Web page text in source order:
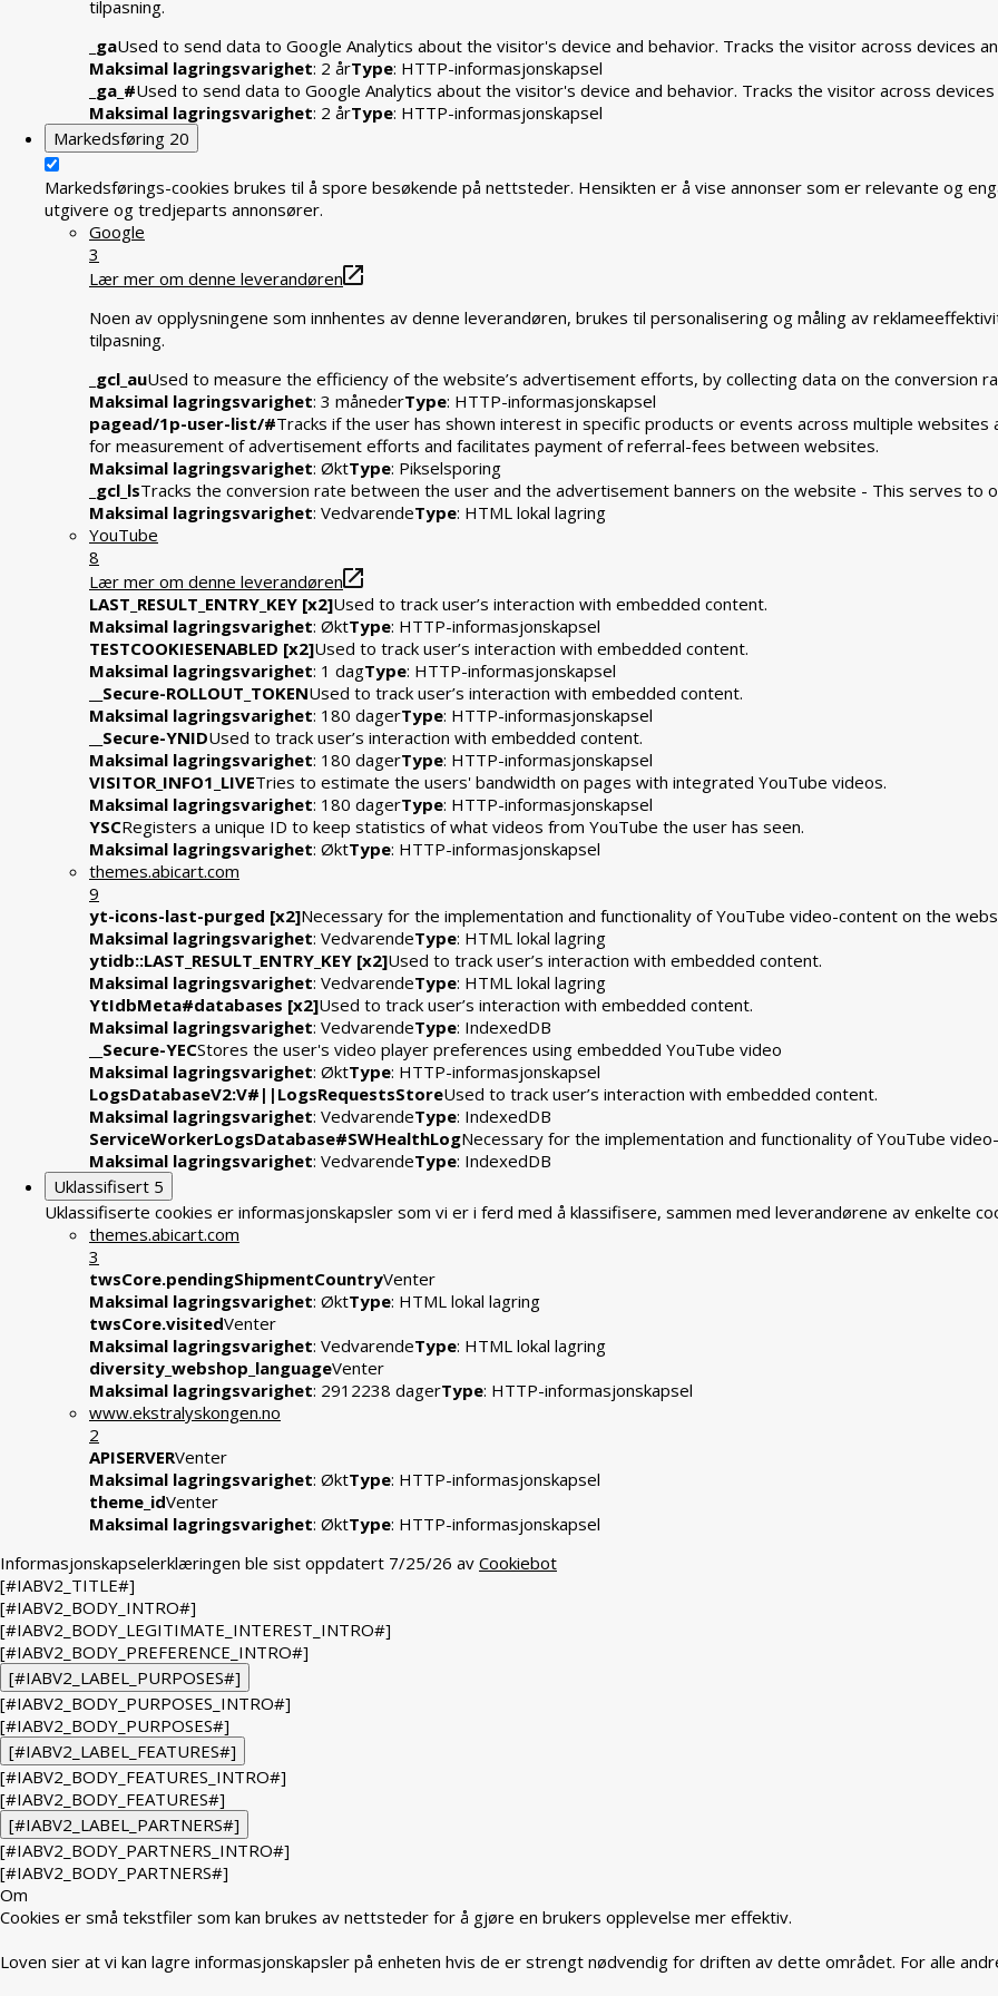
tilpasning.
_gaUsed to send data to Google Analytics about the visitor's device and behavior. Tracks the visitor across devices
Maksimal lagringsvarighet: 2 årType: HTTP-informasjonskapsel
_ga_#Used to send data to Google Analytics about the visitor's device and behavior. Tracks the visitor across devices
Maksimal lagringsvarighet: 2 årType: HTTP-informasjonskapsel
Markedsføring 20
Markedsførings-cookies brukes til å spore besøkende på nettsteder. Hensikten er å vise annonser som er relevante og
utgivere og tredjeparts annonsører.
Google
3
Lær mer om denne leverandøren
Noen av opplysningene som innhentes av denne leverandøren, brukes til personalisering og måling av
tilpasning.
_gcl_auUsed to measure the efficiency of the website’s advertisement efforts, by collecting data on the conversion
Maksimal lagringsvarighet: 3 månederType: HTTP-informasjonskapsel
pagead/1p-user-list/#Tracks if the user has shown interest in specific products or events across multiple
for measurement of advertisement efforts and facilitates payment of referral-fees between websites.
Maksimal lagringsvarighet: ØktType: Pikselsporing
_gcl_lsTracks the conversion rate between the user and the advertisement banners on the website - This serves
Maksimal lagringsvarighet: VedvarendeType: HTML lokal lagring
YouTube
8
Lær mer om denne leverandøren
LAST_RESULT_ENTRY_KEY [x2]Used to track user’s interaction with embedded content.
Maksimal lagringsvarighet: ØktType: HTTP-informasjonskapsel
TESTCOOKIESENABLED [x2]Used to track user’s interaction with embedded content.
Maksimal lagringsvarighet: 1 dagType: HTTP-informasjonskapsel
__Secure-ROLLOUT_TOKENUsed to track user’s interaction with embedded content.
Maksimal lagringsvarighet: 180 dagerType: HTTP-informasjonskapsel
__Secure-YNIDUsed to track user’s interaction with embedded content.
Maksimal lagringsvarighet: 180 dagerType: HTTP-informasjonskapsel
VISITOR_INFO1_LIVETries to estimate the users' bandwidth on pages with integrated YouTube videos.
Maksimal lagringsvarighet: 180 dagerType: HTTP-informasjonskapsel
YSCRegisters a unique ID to keep statistics of what videos from YouTube the user has seen.
Maksimal lagringsvarighet: ØktType: HTTP-informasjonskapsel
themes.abicart.com
9
yt-icons-last-purged [x2]Necessary for the implementation and functionality of YouTube video-content on the
Maksimal lagringsvarighet: VedvarendeType: HTML lokal lagring
ytidb::LAST_RESULT_ENTRY_KEY [x2]Used to track user’s interaction with embedded content.
Maksimal lagringsvarighet: VedvarendeType: HTML lokal lagring
YtIdbMeta#databases [x2]Used to track user’s interaction with embedded content.
Maksimal lagringsvarighet: VedvarendeType: IndexedDB
__Secure-YECStores the user's video player preferences using embedded YouTube video
Maksimal lagringsvarighet: ØktType: HTTP-informasjonskapsel
LogsDatabaseV2:V#||LogsRequestsStoreUsed to track user’s interaction with embedded content.
Maksimal lagringsvarighet: VedvarendeType: IndexedDB
ServiceWorkerLogsDatabase#SWHealthLogNecessary for the implementation and functionality of YouTube
Maksimal lagringsvarighet: VedvarendeType: IndexedDB
Uklassifisert 5
Uklassifiserte cookies er informasjonskapsler som vi er i ferd med å klassifisere, sammen med leverandørene av enkelte
themes.abicart.com
3
twsCore.pendingShipmentCountryVenter
Maksimal lagringsvarighet: ØktType: HTML lokal lagring
twsCore.visitedVenter
Maksimal lagringsvarighet: VedvarendeType: HTML lokal lagring
diversity_webshop_languageVenter
Maksimal lagringsvarighet: 2912238 dagerType: HTTP-informasjonskapsel
www.ekstralyskongen.no
2
APISERVERVenter
Maksimal lagringsvarighet: ØktType: HTTP-informasjonskapsel
theme_idVenter
Maksimal lagringsvarighet: ØktType: HTTP-informasjonskapsel
Informasjonskapselerklæringen ble sist oppdatert 7/25/26 av Cookiebot
[#IABV2_TITLE#]
[#IABV2_BODY_INTRO#]
[#IABV2_BODY_LEGITIMATE_INTEREST_INTRO#]
[#IABV2_BODY_PREFERENCE_INTRO#]
[#IABV2_LABEL_PURPOSES#]
[#IABV2_BODY_PURPOSES_INTRO#]
[#IABV2_BODY_PURPOSES#]
[#IABV2_LABEL_FEATURES#]
[#IABV2_BODY_FEATURES_INTRO#]
[#IABV2_BODY_FEATURES#]
[#IABV2_LABEL_PARTNERS#]
[#IABV2_BODY_PARTNERS_INTRO#]
[#IABV2_BODY_PARTNERS#]
Om
Cookies er små tekstfiler som kan brukes av nettsteder for å gjøre en brukers opplevelse mer effektiv.
Loven sier at vi kan lagre informasjonskapsler på enheten hvis de er strengt nødvendig for driften av dette området. For alle